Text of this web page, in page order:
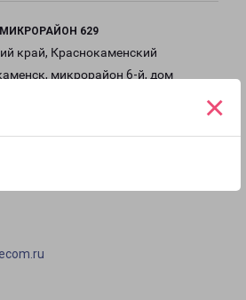
×
629
край, Краснокаменский
микрорайон 6-й, дом